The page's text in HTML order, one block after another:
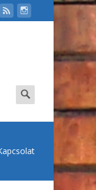
Search
for: